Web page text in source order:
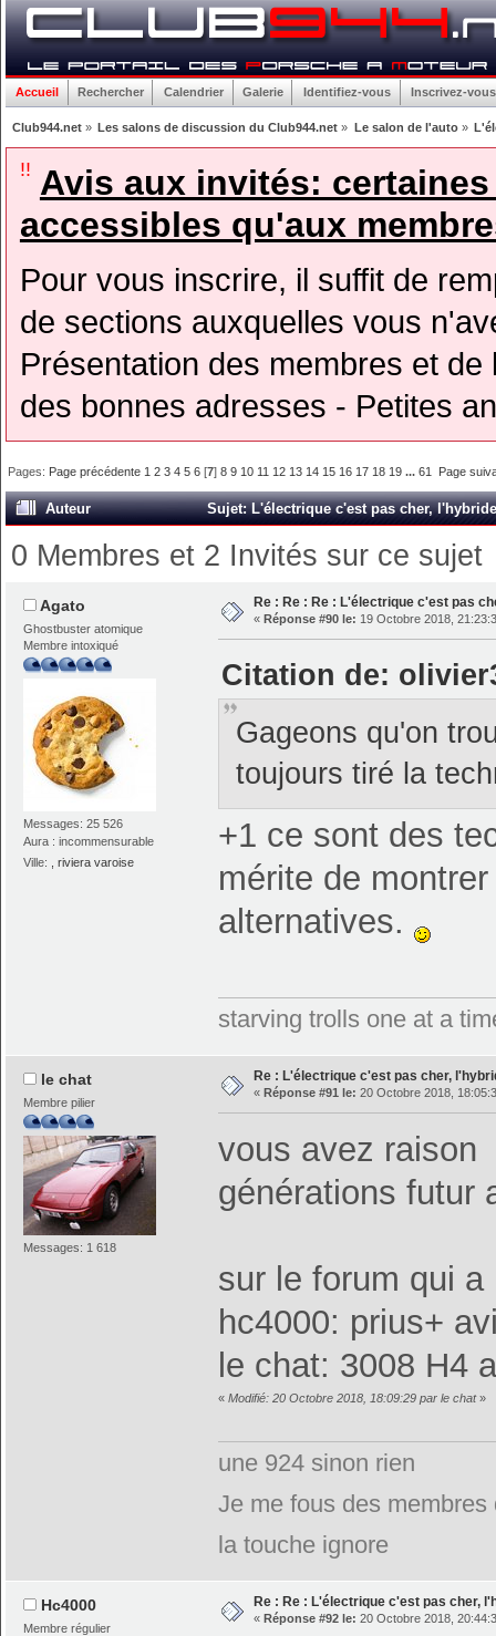
Accueil Rechercher Calendrier Galerie Identifiez-vous Inscrivez-vous
Club944.net» Les salons de discussion du Club944.net » Le salon de l'auto»
!! Avis aux invités:
accessibles qu'aux
Pour vous inscrire, il suffit de
de sections auxquelles vous
Présentation des membres et
des bonnes adresses - Petites
Pages: Page précédente 1 2 3 4 5 6 [7]8 9 10 11 12 13 14 15 16 17 18 19 ...61 Page
Auteur Sujet: L'électrique c'est pas cher,
0 Membres et 2 Invités sur ce sujet
Agato
Ghostbuster atomique
Membre intoxiqué
Messages: 25 526
Aura : incommensurable
Ville:
, riviera varoise
Re : Re : Re : L'électrique c'est pas
« Réponse #90 le: 19 Octobre 2018,
Citation de:
Gageons qu'on
toujours tiré la
+1 ce sont des
mérite de
alternatives.
starving trolls one at a
le chat
Membre pilier
Messages: 1 618
Re : L'électrique c'est pas cher,
« Réponse #91 le: 20 Octobre 2018,
vous avez
générations futur
sur le forum qui a
hc4000: prius+
le chat: 3008 H4
« Modifié: 20 Octobre 2018, 18:09:29 par le chat»
une 924 sinon rien
Je me fous des
la touche ignore
Hc4000
Membre régulier
Re : Re : L'électrique c'est pas cher,
« Réponse #92 le: 20 Octobre 2018,